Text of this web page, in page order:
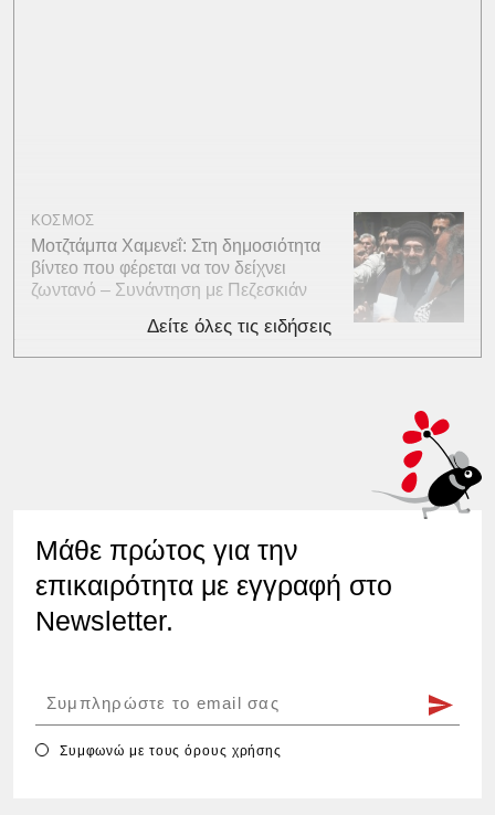
ΚΟΣΜΟΣ
Μοτζτάμπα Χαμενεΐ: Στη δημοσιότητα
βίντεο που φέρεται να τον δείχνει
ζωντανό – Συνάντηση με Πεζεσκιάν
Δείτε όλες τις ειδήσεις
Μάθε πρώτος για την
επικαιρότητα με εγγραφή στο
Newsletter.
Συμφωνώ με τουςόρους χρήσης